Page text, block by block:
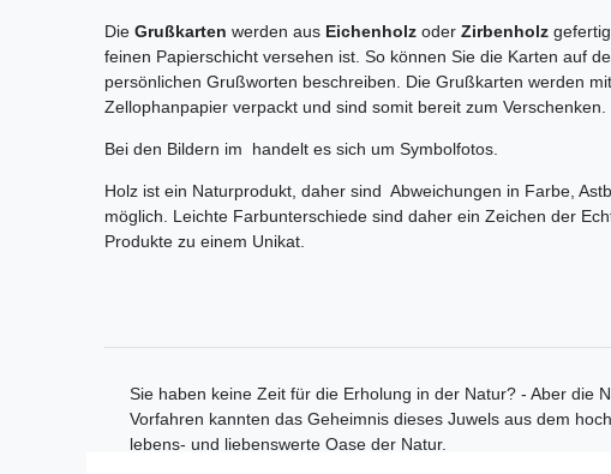
Die Grußkarten werden aus Eichenholz oder Zirbenholz
feinen Papierschicht versehen ist. So können Sie die Karten auf
persönlichen Grußworten beschreiben. Die Grußkarten werden
Zellophanpapier verpackt und sind somit bereit zum Verschenken.
Bei den Bildern im handelt es sich um Symbolfotos.
Holz ist ein Naturprodukt, daher sind Abweichungen in Farbe,
möglich. Leichte Farbunterschiede sind daher ein Zeichen der
Produkte zu einem Unikat.
Sie haben keine Zeit für die Erholung in der Natur? - Aber die
Vorfahren kannten das Geheimnis dieses Juwels aus dem
lebens- und liebenswerte Oase der Natur.